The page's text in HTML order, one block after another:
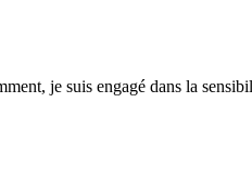
je suis engagé dans la